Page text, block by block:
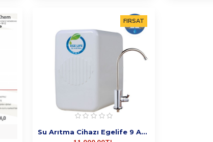
FIRSAT
Su Arıtma Cihazı Egelife 9 Aşamalı